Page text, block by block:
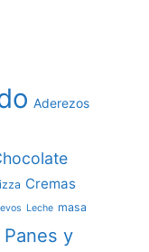
Aderezos
Cremas
Leche masa
Panes y